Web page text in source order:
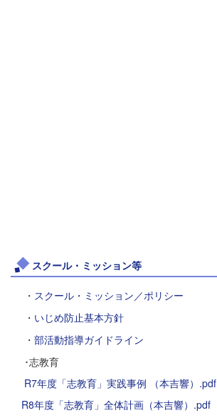
スクール・ミッション等
・ スクール・ミッション／ポリシー
・ いじめ防止基本方針
・ 部活動指導ガイドライン
･志教育
R7年度「志教育」実践事例 （本吉響）.pdf
R8年度「志教育」全体計画（本吉響）.pdf